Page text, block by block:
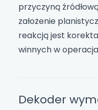
przyczyną
założenie
reakcją jest
winnych w
Dekoder